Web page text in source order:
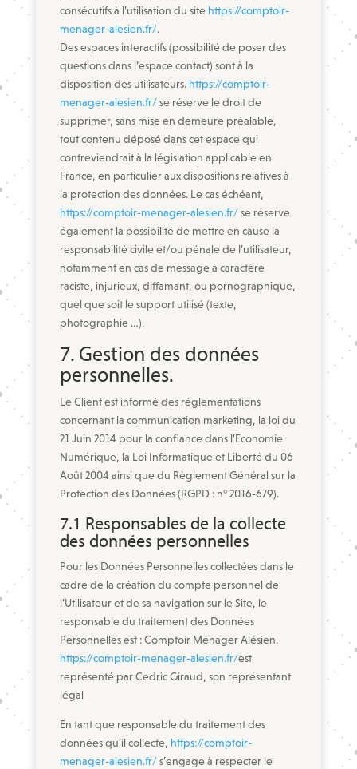
consécutifs à l’utilisation du site https://comptoir-
menager-alesien.fr/.
Des espaces interactifs (possibilité de poser des
questions dans l’espace contact) sont à la
disposition des utilisateurs. https://comptoir-
menager-alesien.fr/se réserve le droit de
supprimer, sans mise en demeure préalable,
tout contenu déposé dans cet espace qui
contreviendrait à la législation applicable en
France, en particulier aux dispositions relatives à
la protection des données. Le cas échéant,
https://comptoir-menager-alesien.fr/se réserve
également la possibilité de mettre en cause la
responsabilité civile et/ou pénale de l’utilisateur,
notamment en cas de message à caractère
raciste, injurieux, diffamant, ou pornographique,
quel que soit le support utilisé (texte,
photographie …).
7. Gestion des données
personnelles.
Le Client est informé des réglementations
concernant la communication marketing, la loi du
21 Juin 2014 pour la confiance dans l’Economie
Numérique, la Loi Informatique et Liberté du 06
Août 2004 ainsi que du Règlement Général sur la
Protection des Données (RGPD : n° 2016-679).
7.1 Responsables de la collecte
des données personnelles
Pour les Données Personnelles collectées dans le
cadre de la création du compte personnel de
l’Utilisateur et de sa navigation sur le Site, le
responsable du traitement des Données
Personnelles est : Comptoir Ménager Alésien.
https://comptoir-menager-alesien.fr/est
représenté par Cedric Giraud, son représentant
légal
En tant que responsable du traitement des
données qu’il collecte, https://comptoir-
menager-alesien.fr/s’engage à respecter le